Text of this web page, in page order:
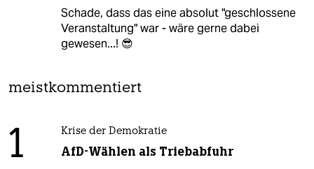
Schade, dass das eine absolut "geschlossene
Veranstaltung" war - wäre gerne dabei
gewesen...! 😎
meistkommentiert
1 Krise der Demokratie
AfD-Wählen als Triebabfuhr